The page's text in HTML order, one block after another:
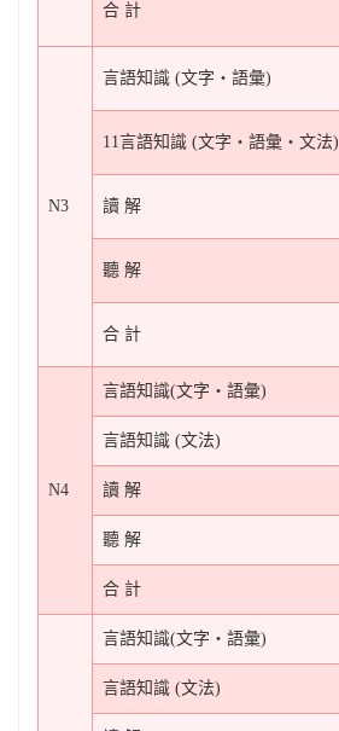
合 計
N3
言語知識 (文字‧語彙)
11言語知識 (文字‧語彙‧文法)
讀 解
聽 解
合 計
N4
言語知識(文字‧語彙)
言語知識 (文法)
讀 解
聽 解
合 計
言語知識(文字‧語彙)
言語知識 (文法)